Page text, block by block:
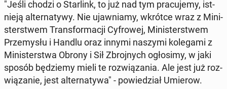
"Jeśli chodzi o Star­link, to już nad tym pra­cu­je­my, ist­
nie­ją al­ter­na­ty­wy. Nie ujaw­nia­my, wkrótce wraz z Mi­ni­
ster­stwem Trans­for­ma­cji Cy­fro­wej, Mi­ni­ster­stwem
Prze­my­słu i Handlu oraz innymi naszymi ko­le­ga­mi z
Mi­ni­ster­stwa Obrony i Sił Zbroj­nych ogło­si­my, w jaki
sposób bę­dzie­my mieli te roz­wią­za­nia. Ale jest już roz­
wią­za­nie, jest al­ter­na­ty­wa" - po­wie­dział Umierow.